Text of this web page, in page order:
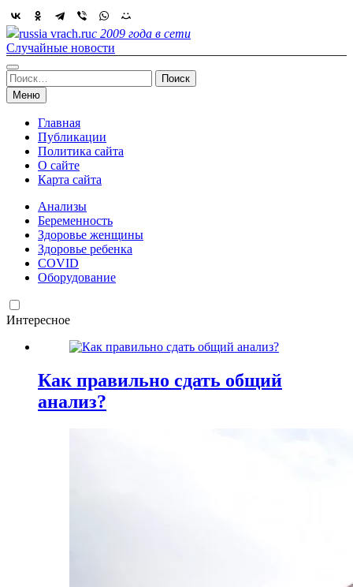
Skip
to
content
russia vrach.ruс 2009 года в сети
Случайные новости
Найти:
Меню
Главная
Публикации
Политика сайта
О сайте
Карта сайта
Анализы
Беременность
Здоровье женщины
Здоровье ребенка
COVID
Оборудование
Интересное
Как правильно сдать общий
анализ?